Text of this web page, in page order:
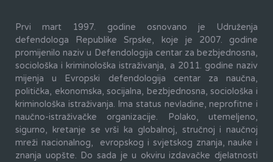
Prvi mart 1997. godine osnovano je Udruženja
defendologa Republike Srpske, koje je 2007. godine
promijenilo naziv u Defendologija centar za bezbjednosna,
sociološka i kriminološka istraživanja, a 2011. godine naziv
mijenja u Evropski defendologija centar za naučna,
politička, ekonomska, socijalna, bezbjednosna, sociološka i
kriminološka istraživanja. Ima status nevladine, neprofitne i
naučno-istraživačke organizacije. Polako, utemeljeno,
sigurno, kretanje se vrši ka globalnoj, stručnoj i naučnoj
mreži nacionalnog, evropskog i svjetskog znanja, nauke i
znanja uopšte. Do sada je u okviru izdavačke djelatnosti